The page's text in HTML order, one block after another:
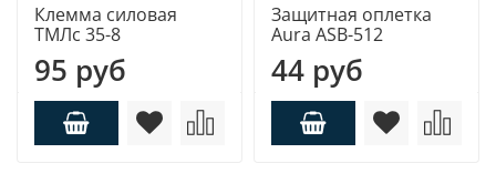
Клемма силовая
ТМЛс 35-8
95 руб
Защитная оплетка
Aura ASB-512
44 руб